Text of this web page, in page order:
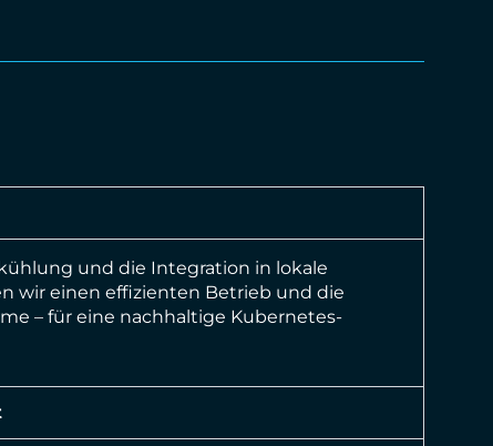
und die Integration in lokale
wir einen effizienten Betrieb und die
– für eine nachhaltige Kubernetes-